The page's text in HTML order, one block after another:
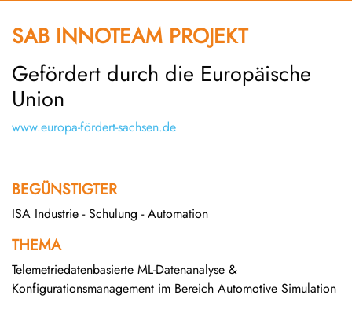
SAB INNOTEAM PROJEKT
Gefördert durch die Europäische
Union
www.europa-fördert-sachsen.de
BEGÜNSTIGTER
ISA Industrie - Schulung - Automation
THEMA
Telemetriedatenbasierte ML-Datenanalyse &
Konfigurationsmanagement im Bereich Automotive Simulation